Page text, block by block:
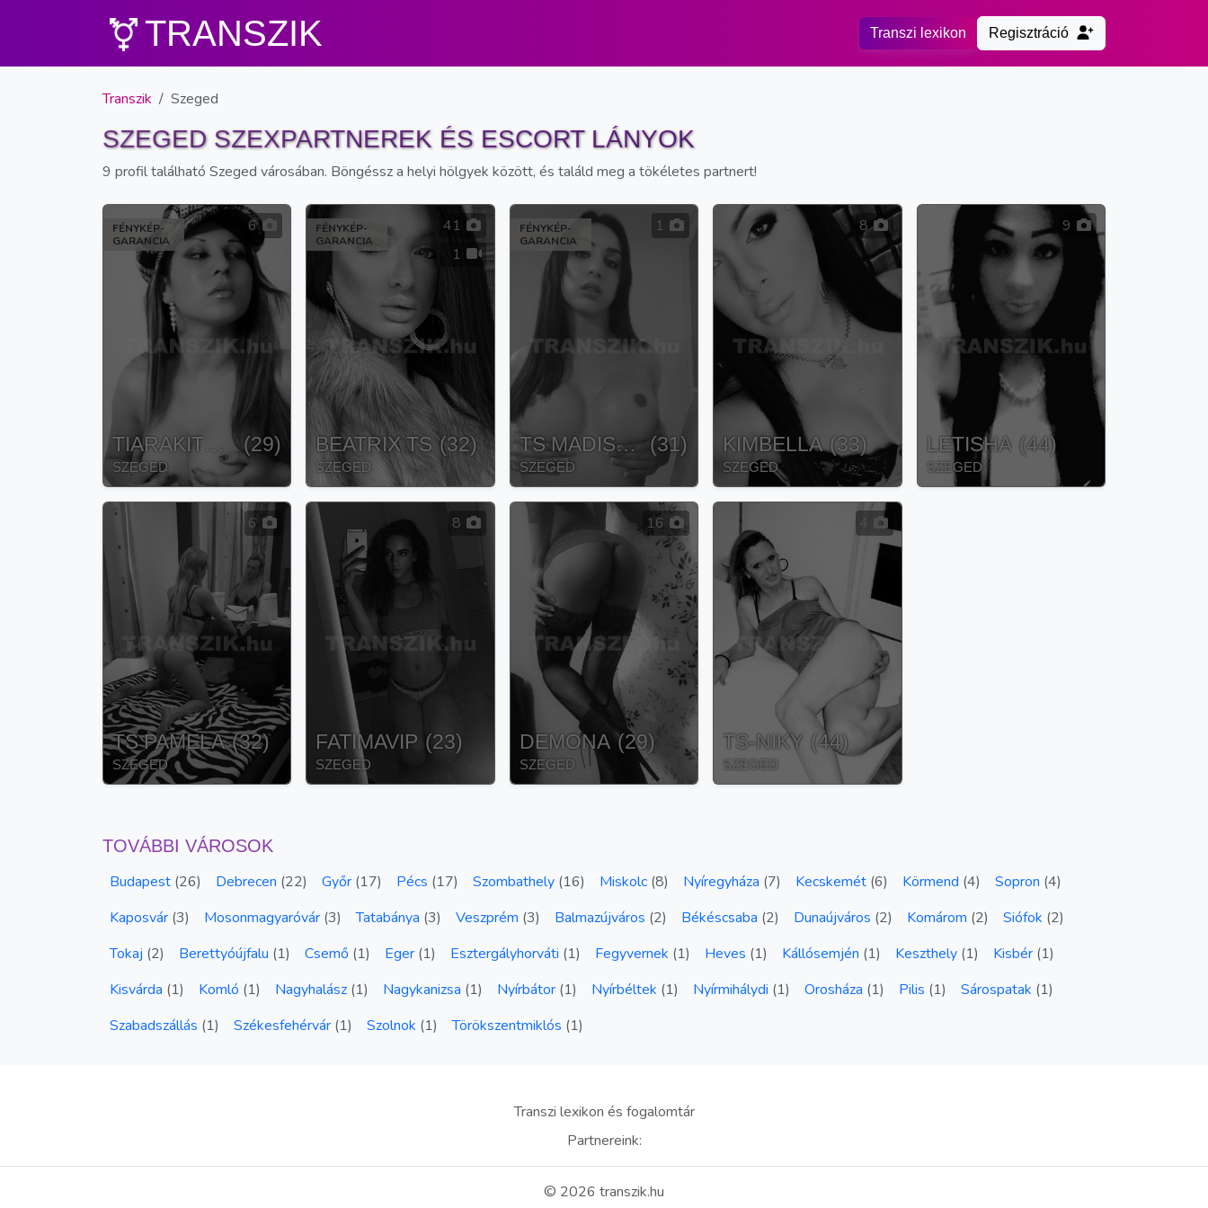
TRANSZIK Transzi lexikon Regisztráció
Transzik Szeged
SZEGED SZEXPARTNEREK ÉS ESCORT LÁNYOK
9 profil található Szeged városában. Böngéssz a helyi hölgyek között, és találd meg a tökéletes partnert!
FÉNYKÉP-
GARANCIA
6
TIARAKITERA (29)
SZEGED
FÉNYKÉP-
GARANCIA
41
1
BEATRIX TS (32)
SZEGED
FÉNYKÉP-
GARANCIA
1
TS MADISON (31)
SZEGED
8
KIMBELLA (33)
SZEGED
9
LETISHA (44)
SZEGED
6
TS PAMELA (32)
SZEGED
8
FATIMAVIP (23)
SZEGED
16
DEMONA (29)
SZEGED
4
TS-NIKY (44)
SZEGED
TOVÁBBI VÁROSOK
Budapest (26) Debrecen (22) Győr (17) Pécs (17) Szombathely (16) Miskolc (8) Nyíregyháza (7) Kecskemét (6) Körmend (4) Sopron (4)
Kaposvár (3) Mosonmagyaróvár (3) Tatabánya (3) Veszprém (3) Balmazújváros (2) Békéscsaba (2) Dunaújváros (2) Komárom (2) Siófok (2)
Tokaj (2) Berettyóújfalu (1) Csemő (1) Eger (1) Esztergályhorváti (1) Fegyvernek (1) Heves (1) Kállósemjén (1) Keszthely (1) Kisbér (1)
Kisvárda (1) Komló (1) Nagyhalász (1) Nagykanizsa (1) Nyírbátor (1) Nyírbéltek (1) Nyírmihálydi (1) Orosháza (1) Pilis (1) Sárospatak (1)
Szabadszállás (1) Székesfehérvár (1) Szolnok (1) Törökszentmiklós (1)
Transzi lexikon és fogalomtár
Partnereink:
© 2026 transzik.hu